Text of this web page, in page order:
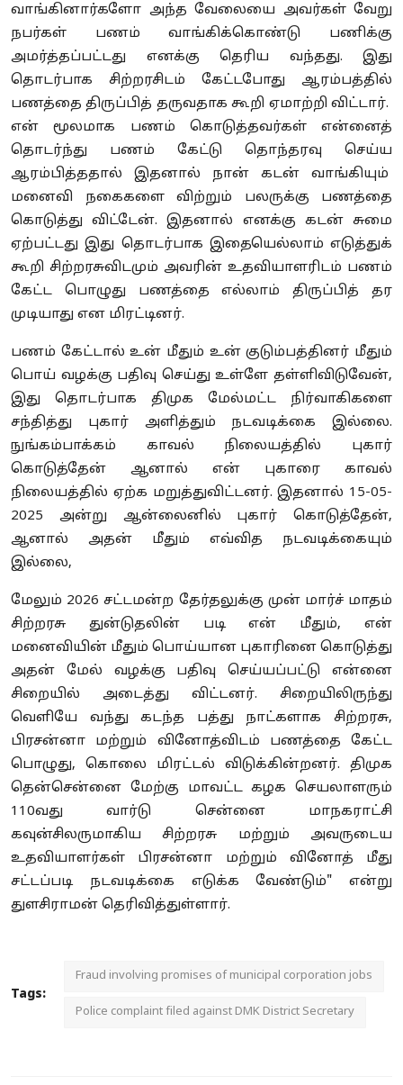
வாங்கினார்களோ அந்த வேலையை அவர்கள் வேறு
நபர்கள் பணம் வாங்கிக்கொண்டு பணிக்கு
அமர்த்தப்பட்டது எனக்கு தெரிய வந்தது. இது
தொடர்பாக சிற்றரசிடம் கேட்டபோது ஆரம்பத்தில்
பணத்தை திருப்பித் தருவதாக கூறி ஏமாற்றி விட்டார்.
என் மூலமாக பணம் கொடுத்தவர்கள் என்னைத்
தொடர்ந்து பணம் கேட்டு தொந்தரவு செய்ய
ஆரம்பித்ததால் இதனால் நான் கடன் வாங்கியும்
மனைவி நகைகளை விற்றும் பலருக்கு பணத்தை
கொடுத்து விட்டேன். இதனால் எனக்கு கடன் சுமை
ஏற்பட்டது இது தொடர்பாக இதையெல்லாம் எடுத்துக்
கூறி சிற்றரசுவிடமும் அவரின் உதவியாளரிடம் பணம்
கேட்ட பொழுது பணத்தை எல்லாம் திருப்பித் தர
முடியாது என மிரட்டினர்.
பணம் கேட்டால் உன் மீதும் உன் குடும்பத்தினர் மீதும்
பொய் வழக்கு பதிவு செய்து உள்ளே தள்ளிவிடுவேன்,
இது தொடர்பாக திமுக மேல்மட்ட நிர்வாகிகளை
சந்தித்து புகார் அளித்தும் நடவடிக்கை இல்லை.
நுங்கம்பாக்கம் காவல் நிலையத்தில் புகார்
கொடுத்தேன் ஆனால் என் புகாரை காவல்
நிலையத்தில் ஏற்க மறுத்துவிட்டனர். இதனால் 15-05-
2025 அன்று ஆன்லைனில் புகார் கொடுத்தேன்,
ஆனால் அதன் மீதும் எவ்வித நடவடிக்கையும்
இல்லை,
மேலும் 2026 சட்டமன்ற தேர்தலுக்கு முன் மார்ச் மாதம்
சிற்றரசு துன்டுதலின் படி என் மீதும், என்
மனைவியின் மீதும் பொய்யான புகாரினை கொடுத்து
அதன் மேல் வழக்கு பதிவு செய்யப்பட்டு என்னை
சிறையில் அடைத்து விட்டனர். சிறையிலிருந்து
வெளியே வந்து கடந்த பத்து நாட்களாக சிற்றரசு,
பிரசன்னா மற்றும் வினோத்விடம் பணத்தை கேட்ட
பொழுது, கொலை மிரட்டல் விடுக்கின்றனர். திமுக
தென்சென்னை மேற்கு மாவட்ட கழக செயலாளரும்
110வது வார்டு சென்னை மாநகராட்சி
கவுன்சிலருமாகிய சிற்றரசு மற்றும் அவருடைய
உதவியாளர்கள் பிரசன்னா மற்றும் வினோத் மீது
சட்டப்படி நடவடிக்கை எடுக்க வேண்டும்" என்று
துளசிராமன் தெரிவித்துள்ளார்.
Tags:
Fraud involving promises of municipal corporation jobs
Police complaint filed against DMK District Secretary